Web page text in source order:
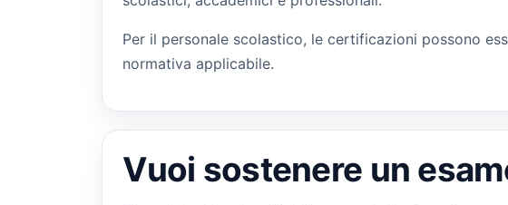
Per il personale scolastico, le certificazioni possono
normativa applicabile.
Vuoi sostenere un